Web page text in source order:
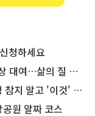
청하세요
…삶의 질 높인다
고 '이것' 해보세요!
원 알짜 코스